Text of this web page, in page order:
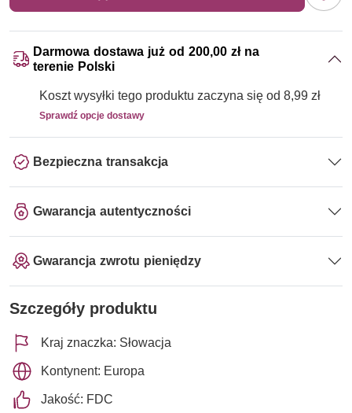
Darmowa dostawa już od 200,00 zł na
terenie Polski
Koszt wysyłki tego produktu zaczyna się od 8,99 zł
Sprawdź opcje dostawy
Bezpieczna transakcja
Gwarancja autentyczności
Gwarancja zwrotu pieniędzy
Szczegóły produktu
Kraj znaczka: Słowacja
Kontynent: Europa
Jakość: FDC